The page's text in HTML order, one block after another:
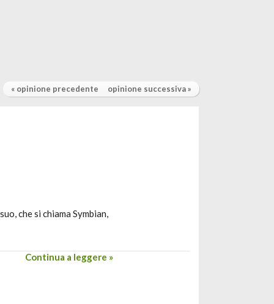
« opinione precedente opinione successiva »
che si chiama Symbian,
Continua a leggere »